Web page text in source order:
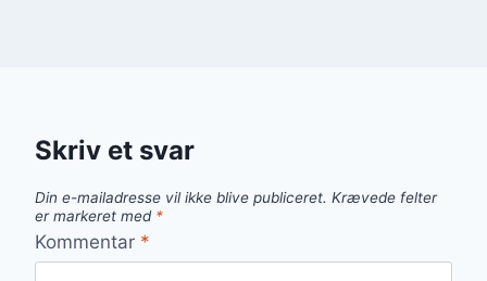
Skriv et svar
Din e-mailadresse vil ikke blive publiceret. Krævede felter
er markeret med *
Kommentar *